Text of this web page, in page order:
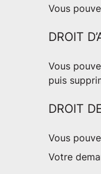
Vous
DROIT
Vous
puis
DROIT
Vous
Votre